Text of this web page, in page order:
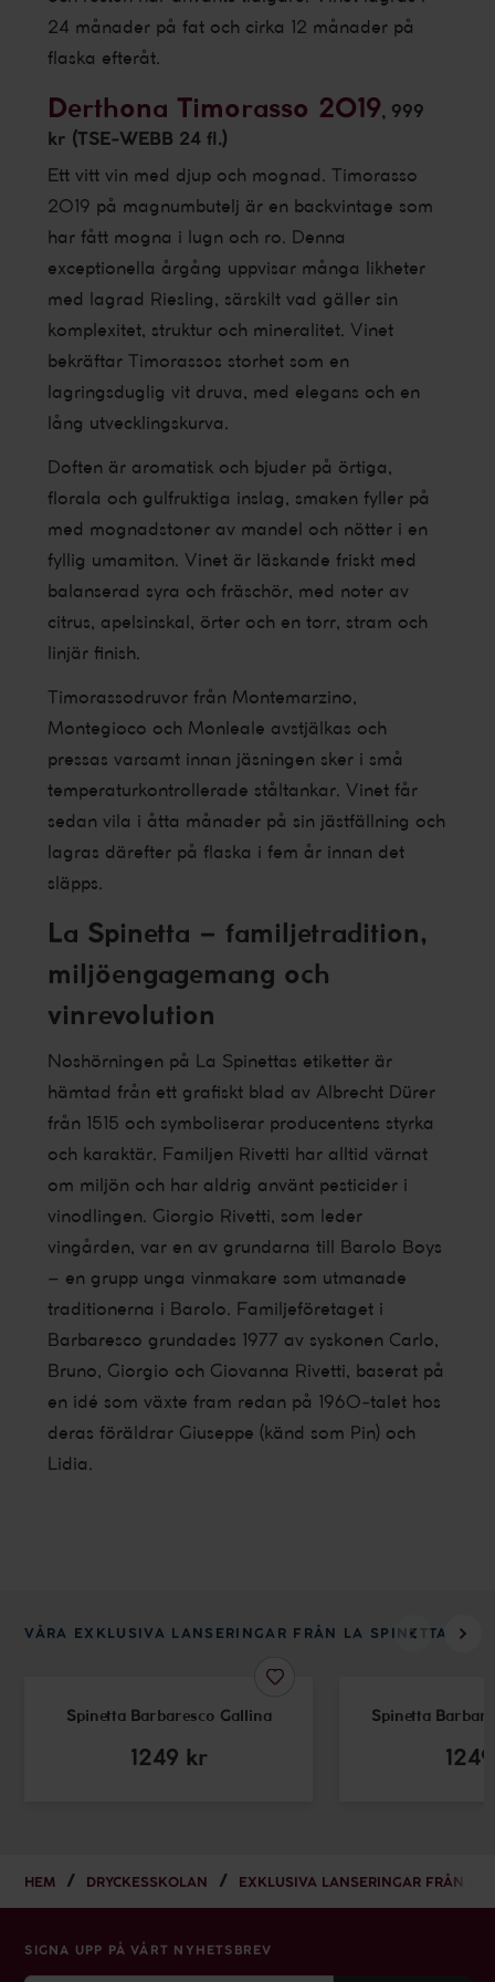
24 månader på fat och cirka 12 månader på
flaska efteråt.
Derthona Timorasso 2019, 999
kr (TSE-WEBB 24 fl.)
Ett vitt vin med djup och mognad. Timorasso
2019 på magnumbutelj är en backvintage som
har fått mogna i lugn och ro. Denna
exceptionella årgång uppvisar många likheter
med lagrad Riesling, särskilt vad gäller sin
komplexitet, struktur och mineralitet. Vinet
bekräftar Timorassos storhet som en
lagringsduglig vit druva, med elegans och en
lång utvecklingskurva.
Doften är aromatisk och bjuder på örtiga,
florala och gulfruktiga inslag, smaken fyller på
med mognadstoner av mandel och nötter i en
fyllig umamiton. Vinet är läskande friskt med
balanserad syra och fräschör, med noter av
citrus, apelsinskal, örter och en torr, stram och
linjär finish.
Timorassodruvor från Montemarzino,
Montegioco och Monleale avstjälkas och
pressas varsamt innan jäsningen sker i små
temperaturkontrollerade ståltankar. Vinet får
sedan vila i åtta månader på sin jästfällning och
lagras därefter på flaska i fem år innan det
släpps.
La Spinetta – familjetradition,
miljöengagemang och
vinrevolution
Noshörningen på La Spinettas etiketter är
hämtad från ett grafiskt blad av Albrecht Dürer
från 1515 och symboliserar producentens styrka
och karaktär. Familjen Rivetti har alltid värnat
om miljön och har aldrig använt pesticider i
vinodlingen. Giorgio Rivetti, som leder
vingården, var en av grundarna till Barolo Boys
– en grupp unga vinmakare som utmanade
traditionerna i Barolo. Familjeföretaget i
Barbaresco grundades 1977 av syskonen Carlo,
Bruno, Giorgio och Giovanna Rivetti, baserat på
en idé som växte fram redan på 1960-talet hos
deras föräldrar Giuseppe (känd som Pin) och
Lidia.
VÅRA EXKLUSIVA LANSERINGAR FRÅN LA SPINETTA
Spinetta Barbaresco Gallina
1249 kr
Spinetta
1249
HEM DRYCKESSKOLAN EXKLUSIVA LANSERINGAR FRÅN LA
SIGNA UPP PÅ VÅRT NYHETSBREV